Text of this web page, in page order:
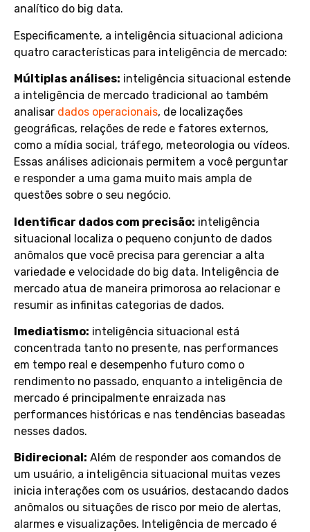
analítico do big data.
Especificamente, a inteligência situacional adiciona
quatro características para inteligência de mercado:
Múltiplas análises: inteligência situacional estende
a inteligência de mercado tradicional ao também
analisar dados operacionais, de localizações
geográficas, relações de rede e fatores externos,
como a mídia social, tráfego, meteorologia ou vídeos.
Essas análises adicionais permitem a você perguntar
e responder a uma gama muito mais ampla de
questões sobre o seu negócio.
Identificar dados com precisão: inteligência
situacional localiza o pequeno conjunto de dados
anômalos que você precisa para gerenciar a alta
variedade e velocidade do big data. Inteligência de
mercado atua de maneira primorosa ao relacionar e
resumir as infinitas categorias de dados.
Imediatismo: inteligência situacional está
concentrada tanto no presente, nas performances
em tempo real e desempenho futuro como o
rendimento no passado, enquanto a inteligência de
mercado é principalmente enraizada nas
performances históricas e nas tendências baseadas
nesses dados.
Bidirecional: Além de responder aos comandos de
um usuário, a inteligência situacional muitas vezes
inicia interações com os usuários, destacando dados
anômalos ou situações de risco por meio de alertas,
alarmes e visualizações. Inteligência de mercado é